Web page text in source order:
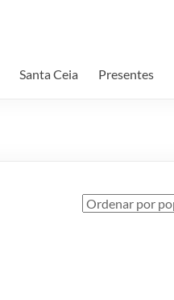
Santa Ceia Presentes